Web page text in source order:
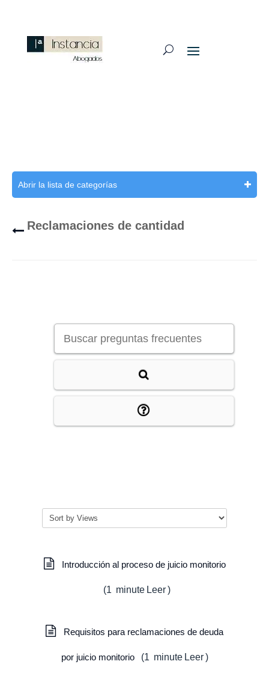
Abrir la lista de categorías
Reclamaciones de cantidad
Introducción al proceso de juicio monitorio
(1 minute Leer )
Requisitos para reclamaciones de deuda
por juicio monitorio (1 minute Leer )